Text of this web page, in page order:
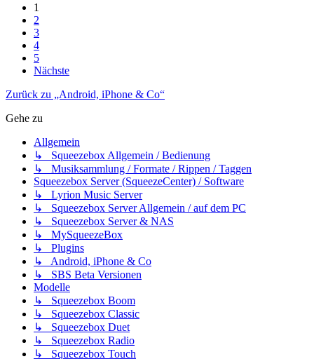
1
2
3
4
5
Nächste
Zurück zu „Android, iPhone & Co“
Gehe zu
Allgemein
↳ Squeezebox Allgemein / Bedienung
↳ Musiksammlung / Formate / Rippen / Taggen
Squeezebox Server (SqueezeCenter) / Software
↳ Lyrion Music Server
↳ Squeezebox Server Allgemein / auf dem PC
↳ Squeezebox Server & NAS
↳ MySqueezeBox
↳ Plugins
↳ Android, iPhone & Co
↳ SBS Beta Versionen
Modelle
↳ Squeezebox Boom
↳ Squeezebox Classic
↳ Squeezebox Duet
↳ Squeezebox Radio
↳ Squeezebox Touch